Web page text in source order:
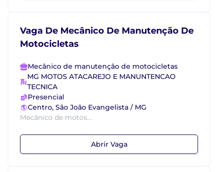
Vaga De Mecânico De Manutenção De
Motocicletas
Mecânico de manutenção de motocicletas
MG MOTOS ATACAREJO E MANUNTENCAO
TECNICA
Presencial
Centro, São João Evangelista / MG
Mecânico de motos...
Abrir Vaga